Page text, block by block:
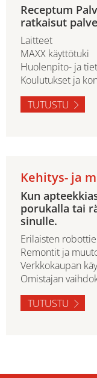
Receptum
ratkaisut
Laitteet
MAXX käyttötuki
Huolenpito- ja
Koulutukset ja
TUTUSTU
Kehitys- ja
Kun
porukalla tai
sinulle.
Erilaisten
Remontit ja
Verkkokaupan
Omistajan
TUTUSTU